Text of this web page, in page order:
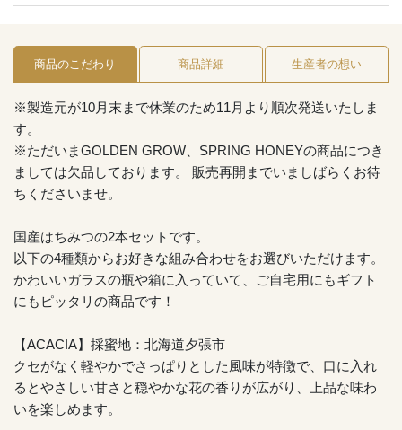
商品のこだわり 商品詳細 生産者の想い
※製造元が10月末まで休業のため11月より順次発送いたしま
す。
※ただいまGOLDEN GROW、SPRING HONEYの商品につき
ましては欠品しております。 販売再開までいましばらくお待
ちくださいませ。
国産はちみつの2本セットです。
以下の4種類からお好きな組み合わせをお選びいただけます。
かわいいガラスの瓶や箱に入っていて、ご自宅用にもギフト
にもピッタリの商品です！
【ACACIA】採蜜地：北海道夕張市
クセがなく軽やかでさっぱりとした風味が特徴で、口に入れ
るとやさしい甘さと穏やかな花の香りが広がり、上品な味わ
いを楽しめます。